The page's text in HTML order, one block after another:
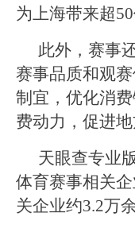
为上海带来超50
此外，赛事
赛事品质和观
制宜，优化消
费动力，促进地
天眼查专业
体育赛事相关
关企业约3.2万余